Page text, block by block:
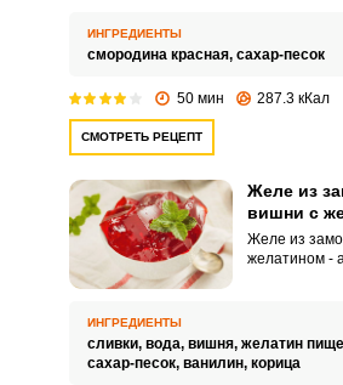
заботится о
домочадцев.
употреблять
количества
калия,
пектина,
ИНГРЕДИЕНТЫ
смородина красная, сахар-песок
50 мин 287.3 кКал
СМОТРЕТЬ РЕЦЕПТ
Желе из
вишни с
Желе из
желатином -
подойдет
детскому
ИНГРЕДИЕНТЫ
сливки, вода, вишня, желатин
сахар-песок, ванилин, корица